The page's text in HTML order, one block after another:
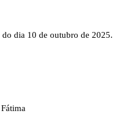
dia 10 de outubro de 2025.